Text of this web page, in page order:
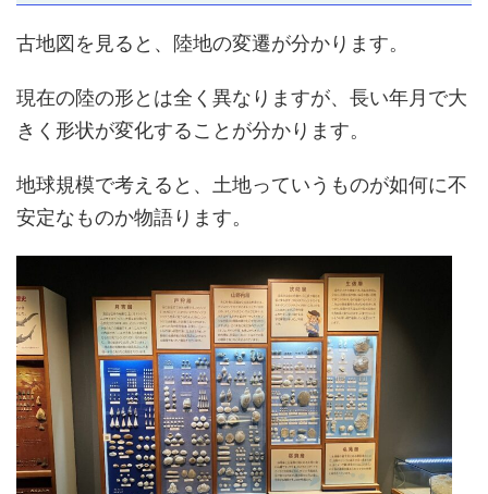
古地図を見ると、陸地の変遷が分かります。
現在の陸の形とは全く異なりますが、長い年月で大
きく形状が変化することが分かります。
地球規模で考えると、土地っていうものが如何に不
安定なものか物語ります。